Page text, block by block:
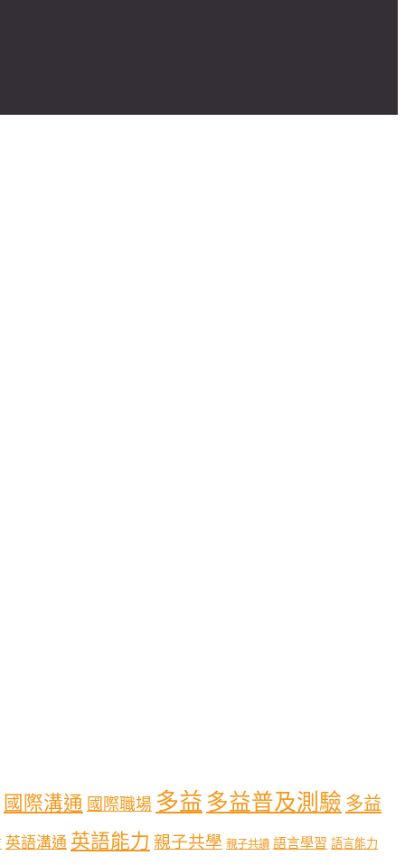
國際溝通 國際職場 多益 多益普及測驗 多益
英語溝通 英語能力 親子共學 親子共讀 語言學習 語言能力